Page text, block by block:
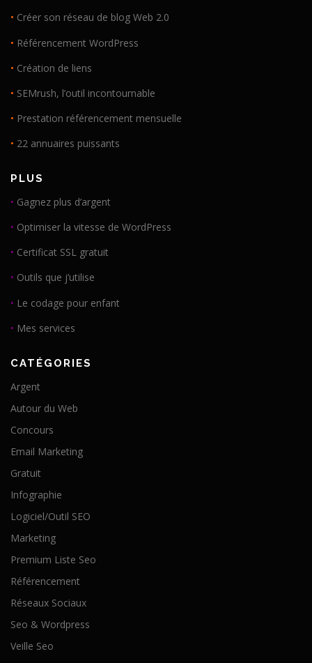
• Créer son réseau de blog Web 2.0
• Référencement WordPress
• Création de liens
• SEMrush, l’outil incontournable
• Prestation référencement mensuelle
• 22 annuaires puissants
PLUS
• Gagnez plus d’argent
• Optimiser la vitesse de WordPress
• Certificat SSL gratuit
• Outils que j’utilise
• Le codage pour enfant
• Mes services
CATÉGORIES
Argent
Autour du Web
Concours
Email Marketing
Gratuit
Infographie
Logiciel/Outil SEO
Marketing
Premium Liste Seo
Référencement
Réseaux Sociaux
Seo & Wordpress
Veille Seo